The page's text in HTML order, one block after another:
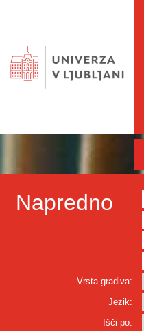
Napredno
Vrsta gradiva:
Jezik:
Išči po: